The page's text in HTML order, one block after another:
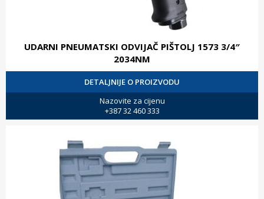
UDARNI PNEUMATSKI ODVIJAČ PIŠTOLJ 1573 3/4″
2034NM
DETALJNIJE O PROIZVODU
Nazovite za cijenu
+387 32 460 333